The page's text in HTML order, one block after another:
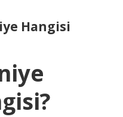
Hangisi